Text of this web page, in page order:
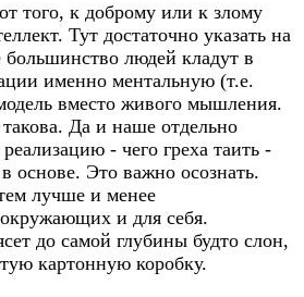
того, к доброму или к злому
Тут достаточно указать на
людей кладут в
именно ментальную (т.е.
вместо живого мышления.
Да и наше отдельно
- чего греха таить -
основе. Это важно осознать.
лучше и менее
и для себя.
до самой глубины будто слон,
картонную коробку.